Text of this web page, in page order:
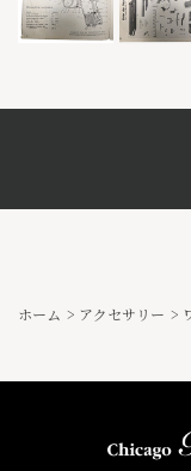
ホーム > アクセサリー >